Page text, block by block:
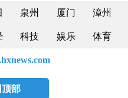
泉州 厦门 漳州
科技 娱乐 体育
部